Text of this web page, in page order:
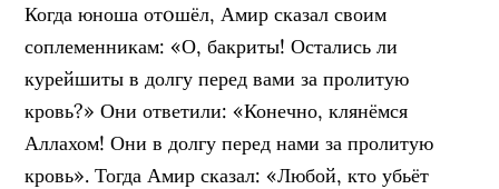
Когда юноша отoшёл, Амир сказал своим
соплеменникам: «О, бакриты! Остались ли
курейшиты в долгу перед вами за пролитую
кровь?» Они ответили: «Конечно, клянёмся
Аллахом! Они в долгу перед нами за пролитую
кровь». Тогда Амир сказал: «Любой, кто убьёт